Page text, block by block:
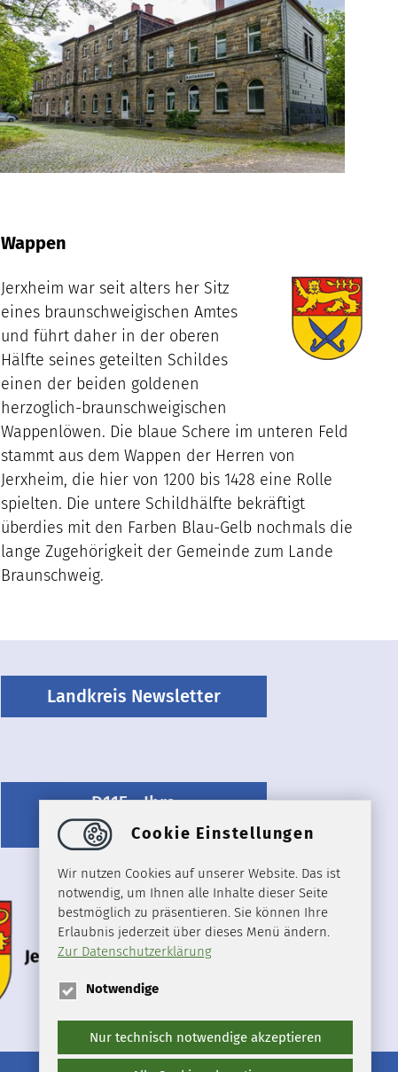
Wappen
Jerxheim war seit alters her Sitz
eines braunschweigischen Amtes
und führt daher in der oberen
Hälfte seines geteilten Schildes
einen der beiden goldenen
herzoglich-braunschweigischen
Wappenlöwen. Die blaue Schere im unteren Feld
stammt aus dem Wappen der Herren von
Jerxheim, die hier von 1200 bis 1428 eine Rolle
spielten. Die untere Schildhälfte bekräftigt
überdies mit den Farben Blau-Gelb nochmals die
lange Zugehörigkeit der Gemeinde zum Lande
Braunschweig.
Landkreis Newsletter
D115 - Ihre
Behördenrufnummer
Cookie Einstellungen
Wir nutzen Cookies auf unserer Website. Das ist
notwendig, um Ihnen alle Inhalte dieser Seite
bestmöglich zu präsentieren. Sie können Ihre
Erlaubnis jederzeit über dieses Menü ändern.
Zur Datenschutzerklärung
Notwendige
Nur technisch notwendige akzeptieren